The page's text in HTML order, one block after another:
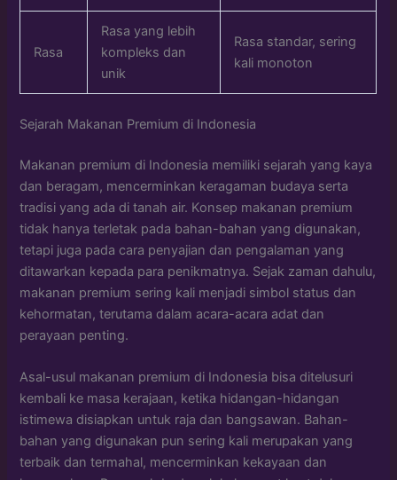
Rasa
Rasa yang lebih
kompleks dan
unik
Rasa standar, sering
kali monoton
Sejarah Makanan Premium di Indonesia
Makanan premium di Indonesia memiliki sejarah yang kaya
dan beragam, mencerminkan keragaman budaya serta
tradisi yang ada di tanah air. Konsep makanan premium
tidak hanya terletak pada bahan-bahan yang digunakan,
tetapi juga pada cara penyajian dan pengalaman yang
ditawarkan kepada para penikmatnya. Sejak zaman dahulu,
makanan premium sering kali menjadi simbol status dan
kehormatan, terutama dalam acara-acara adat dan
perayaan penting.
Asal-usul makanan premium di Indonesia bisa ditelusuri
kembali ke masa kerajaan, ketika hidangan-hidangan
istimewa disiapkan untuk raja dan bangsawan. Bahan-
bahan yang digunakan pun sering kali merupakan yang
terbaik dan termahal, mencerminkan kekayaan dan